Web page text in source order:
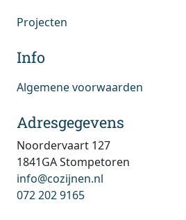
Projecten
Info
Algemene voorwaarden
Adresgegevens
Noordervaart 127
1841GA Stompetoren
info@cozijnen.nl
072 202 9165